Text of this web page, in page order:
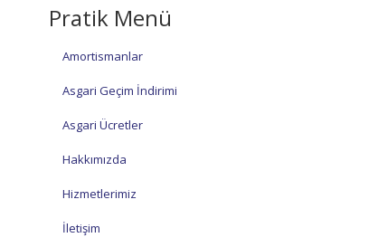
Pratik Menü
Amortismanlar
Asgari Geçim İndirimi
Asgari Ücretler
Hakkımızda
Hizmetlerimiz
İletişim